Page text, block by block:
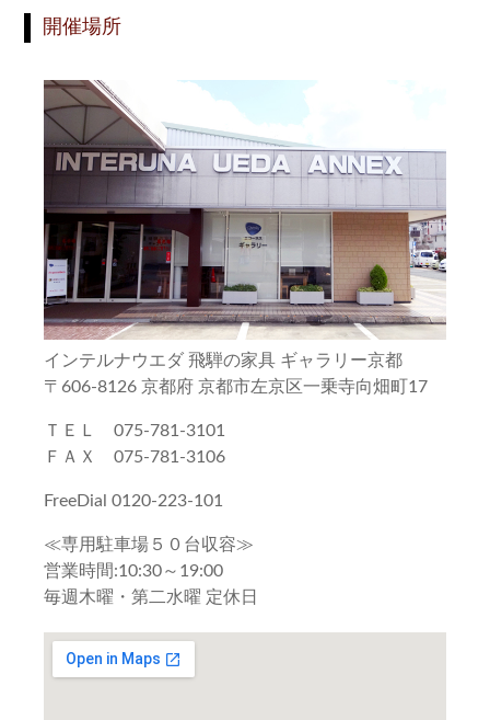
開催場所
インテルナウエダ 飛騨の家具 ギャラリー京都
〒606-8126 京都府 京都市左京区一乗寺向畑町17
ＴＥＬ 075-781-3101
ＦＡＸ 075-781-3106
FreeDial 0120-223-101
≪専用駐車場５０台収容≫
営業時間:10:30～19:00
毎週木曜・第二水曜 定休日